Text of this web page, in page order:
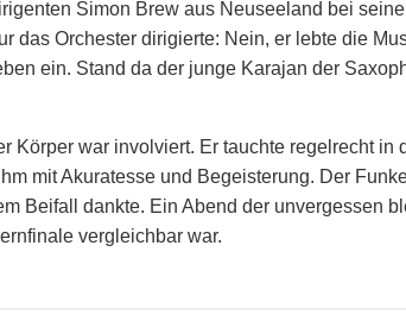
Simon Brew aus Neuseeland bei
das Orchester dirigierte: Nein, er lebte die
ein. Stand da der junge Karajan der
Körper war involviert. Er tauchte regelrecht
mit Akuratesse und Begeisterung. Der
Beifall dankte. Ein Abend der unvergessen
vergleichbar war.